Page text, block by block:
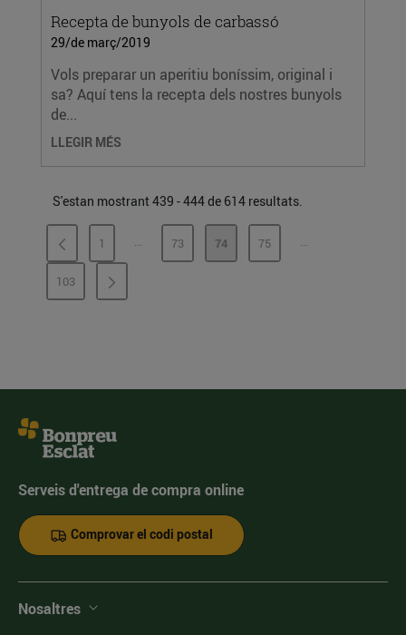
Recepta de bunyols de carbassó
29/de març/2019
Vols preparar un aperitiu boníssim, original i
sa? Aquí tens la recepta dels nostres bunyols
de...
LLEGIR MÉS
S'estan mostrant 439 - 444 de 614 resultats.
PÀGINA
1 ...PÀGINES INTERMÈDIES
PÀGINA
73 PÀGINA
74 PÀGINA
75 ...PÀGINES
PÀGINA
103
Serveis d'entrega de compra online
Comprovar el codi postal
Nosaltres